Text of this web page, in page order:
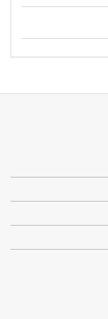
از جمله سوله دامداری